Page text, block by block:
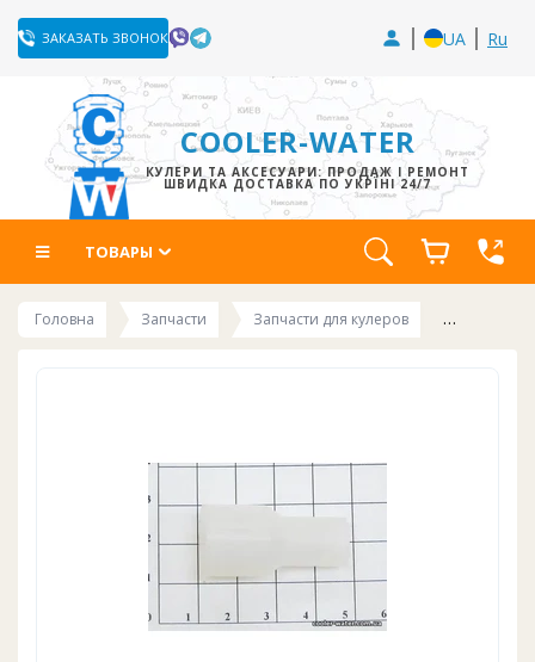
ЗАКАЗАТЬ ЗВОНОК UA Ru
COOLER-WATER
КУЛЕРИ ТА АКСЕСУАРИ: ПРОДАЖ І РЕМОНТ
ШВИДКА ДОСТАВКА ПО УКРЇНІ 24/7
ТОВАРЫ
Головна Запчасти Запчасти для кулеров